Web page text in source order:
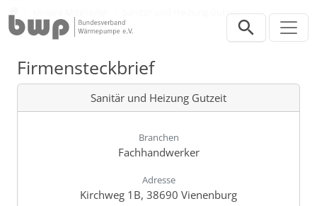
Sanitär und Heizung Gutzeit
Firmensteckbrief
Sanitär und Heizung Gutzeit
Branchen
Fachhandwerker
Adresse
Kirchweg 1B, 38690 Vienenburg